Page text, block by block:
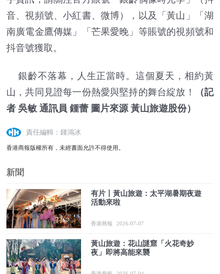
音、視頻號、小紅書、微博），以及「黃山」「湖
南廣電金鷹傳媒」「芒果愛晚」等賬號的視頻號和
抖音號獲取。
銀齡不落幕，人生正當時。這個夏天，相約黃
山，共同見證每一份熱愛與堅持的舞台綻放！
（記
者 吳敏 通訊員 鍾蕾 圖片來源 黃山旅遊股份）
責任編輯：鍾鴻冰
香港商報版權所有，未經書面允許不得使用。
新聞
有片丨黃山旅遊：太平湖暑期夜遊
活動來啦
香港商報 2026-07-07
黃山旅遊：花山謎窟「火花奇妙
夜」即將高能來襲